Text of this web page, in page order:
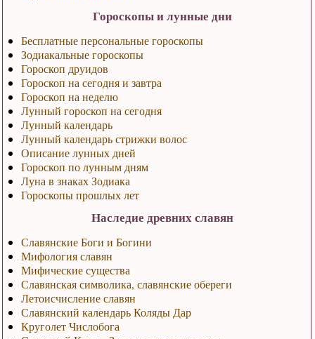
Гороскопы и лунные дни
Бесплатные персональные гороскопы
Зодиакальные гороскопы
Гороскоп друидов
Гороскоп на сегодня и завтра
Гороскоп на неделю
Лунный гороскоп на сегодня
Лунный календарь
Лунный календарь стрижки волос
Описание лунных дней
Гороскоп по лунным дням
Луна в знаках Зодиака
Гороскопы прошлых лет
Наследие древних славян
Славянские Боги и Богини
Мифология славян
Мифические существа
Славянская символика, славянские обереги
Летоисчисление славян
Славянский календарь Коляды Дар
Круголет Числобога